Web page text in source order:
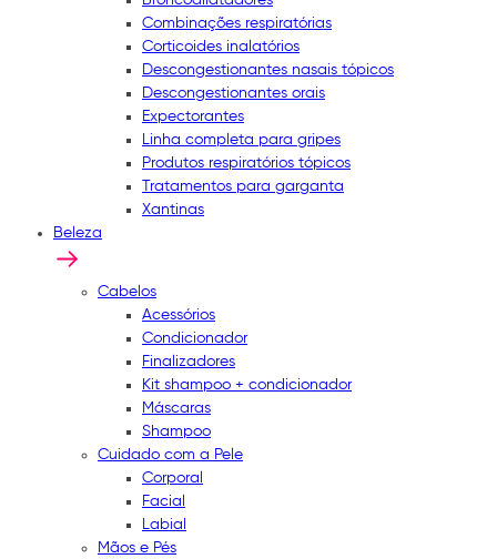
Combinações respiratórias
Corticoides inalatórios
Descongestionantes nasais tópicos
Descongestionantes orais
Expectorantes
Linha completa para gripes
Produtos respiratórios tópicos
Tratamentos para garganta
Xantinas
Beleza
Cabelos
Acessórios
Condicionador
Finalizadores
Kit shampoo + condicionador
Máscaras
Shampoo
Cuidado com a Pele
Corporal
Facial
Labial
Mãos e Pés